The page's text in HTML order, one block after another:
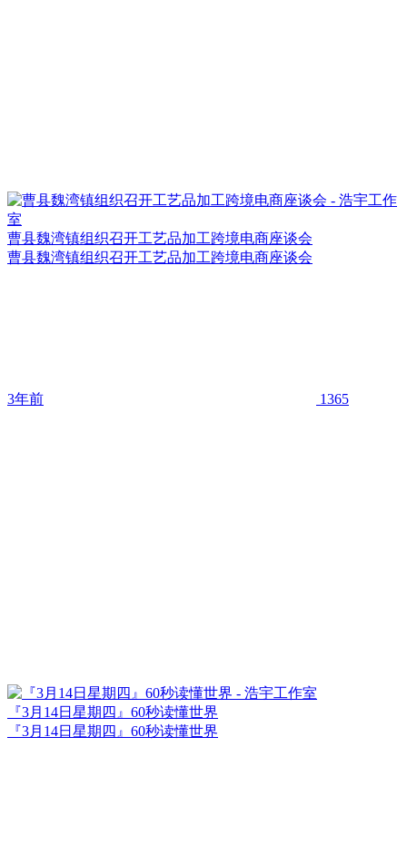
曹县魏湾镇组织召开工艺品加工跨境电商座谈会
曹县魏湾镇组织召开工艺品加工跨境电商座谈会
3年前 1365
『3月14日星期四』60秒读懂世界
『3月14日星期四』60秒读懂世界